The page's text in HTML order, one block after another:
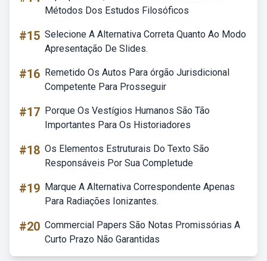
Métodos Dos Estudos Filosóficos
#15 Selecione A Alternativa Correta Quanto Ao Modo
Apresentação De Slides.
#16 Remetido Os Autos Para órgão Jurisdicional
Competente Para Prosseguir
#17 Porque Os Vestígios Humanos São Tão
Importantes Para Os Historiadores
#18 Os Elementos Estruturais Do Texto São
Responsáveis Por Sua Completude
#19 Marque A Alternativa Correspondente Apenas
Para Radiações Ionizantes.
#20 Commercial Papers São Notas Promissórias A
Curto Prazo Não Garantidas